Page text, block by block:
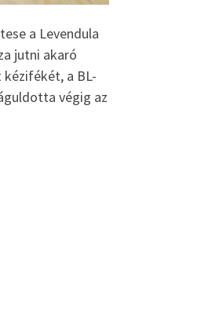
a Levendula
jutni akaró
a BL-
végig az